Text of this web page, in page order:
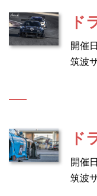
ド
開催
筑波
ド
開催
筑波